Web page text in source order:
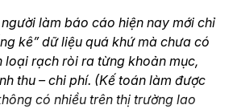
làm báo cáo hiện nay mới chỉ
kê” dữ liệu quá khứ mà chưa có
loại rạch ròi ra từng khoản mục,
thu – chi phí. (Kế toán làm được
có nhiều trên thị trường lao